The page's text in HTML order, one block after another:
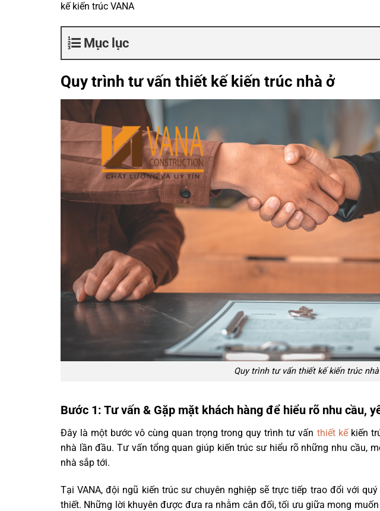
kế kiến trúc VANA
Mục lục
Quy trình tư vấn thiết kế kiến trúc nhà ở
Quy trình tư vấn thiết kế kiến trúc
Bước 1: Tư vấn & Gặp mặt khách hàng để hiểu rõ nhu cầu,
Đây là một bước vô cùng quan trọng trong quy trình tư vấn thiết kếkiến
nhà lần đầu. Tư vấn tổng quan giúp kiến trúc sư hiểu rõ những nhu cầu,
nhà sắp tới.
Tại VANA, đội ngũ kiến trúc sư chuyên nghiệp sẽ trực tiếp trao đổi với
thiết. Những lời khuyên được đưa ra nhằm cân đối, tối ưu giữa mong